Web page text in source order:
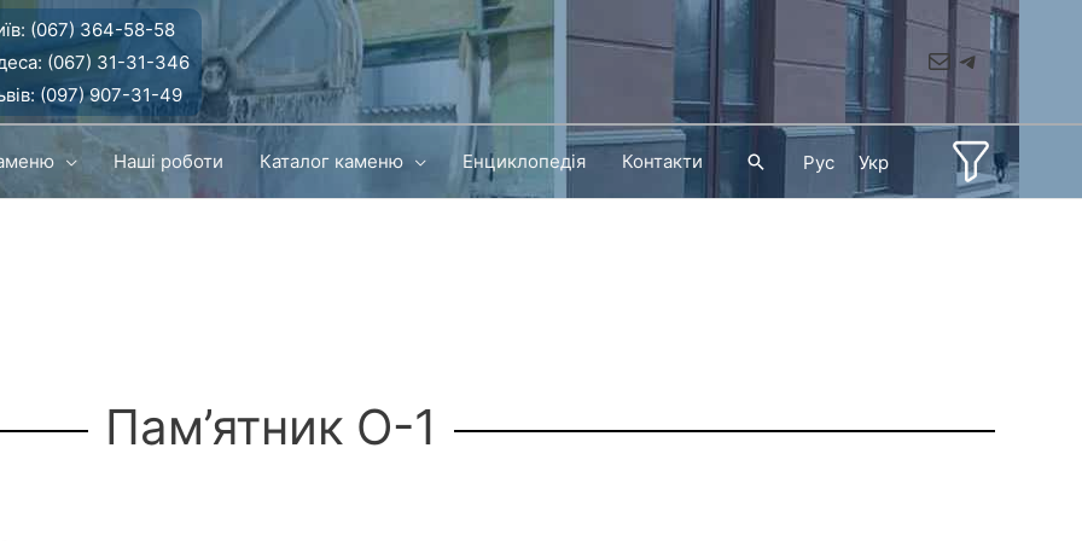
(067) 364-58-58
(067) 31-31-346
(097) 907-31-49
MailTelegram
Наші роботи Каталог каменю Енциклопедія Контакти ПошукРус Укр
Пам’ятник О-1